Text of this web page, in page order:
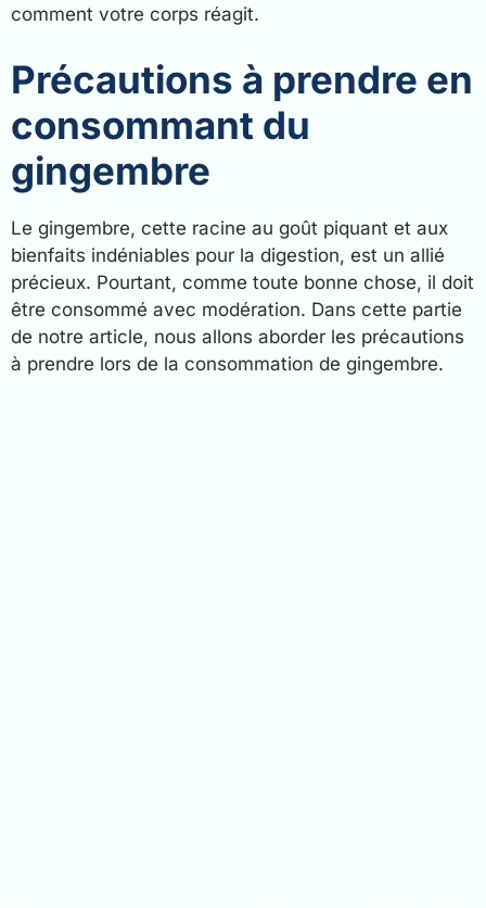
comment votre corps réagit.
Précautions à prendre en
consommant du
gingembre
Le gingembre, cette racine au goût piquant et aux
bienfaits indéniables pour la digestion, est un allié
précieux. Pourtant, comme toute bonne chose, il doit
être consommé avec modération. Dans cette partie
de notre article, nous allons aborder les précautions
à prendre lors de la consommation de gingembre.